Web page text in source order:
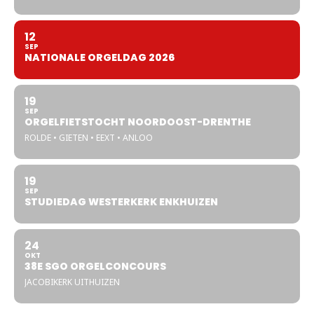
12
SEP
NATIONALE ORGELDAG 2026
19
SEP
ORGELFIETSTOCHT NOORDOOST-DRENTHE
ROLDE • GIETEN • EEXT • ANLOO
19
SEP
STUDIEDAG WESTERKERK ENKHUIZEN
24
OKT
38E SGO ORGELCONCOURS
JACOBIKERK UITHUIZEN